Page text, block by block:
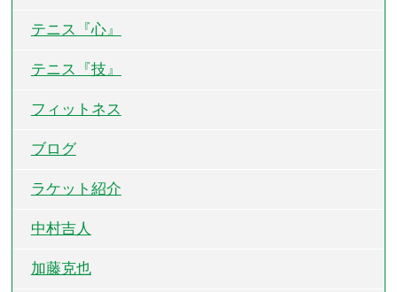
テニス『心』
テニス『技』
フィットネス
ブログ
ラケット紹介
中村吉人
加藤克也